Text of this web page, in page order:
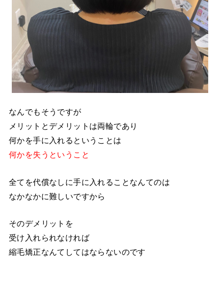
なんでもそうですが
メリットとデメリットは両輪であり
何かを手に入れるということは
何かを失うということ
全てを代償なしに手に入れることなんてのは
なかなかに難しいですから
そのデメリットを
受け入れられなければ
縮毛矯正なんてしてはならないのです